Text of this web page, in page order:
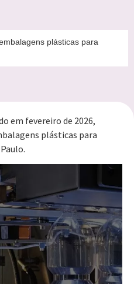
plásticas para
em fevereiro de 2026,
plásticas para